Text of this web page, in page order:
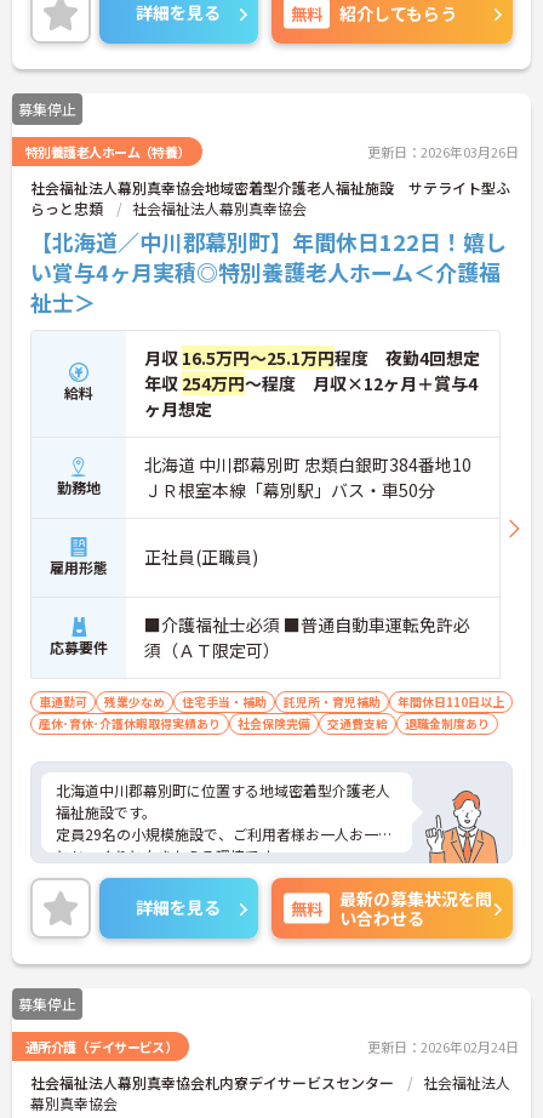
詳細を見る 無料 紹介してもらう
募集停止
特別養護老人ホーム（特養） 更新日：2026年03月26日
社会福祉法人幕別真幸協会地域密着型介護老人福祉施設 サテライト型ふ
らっと忠類
社会福祉法人幕別真幸協会
【北海道／中川郡幕別町】年間休日122日！嬉し
い賞与4ヶ月実積◎特別養護老人ホーム＜介護福
祉士＞
給料
月収 16.5万円～25.1万円程度 夜勤4回想定
年収 254万円～程度 月収×12ヶ月＋賞与4
ヶ月想定
勤務地
北海道 中川郡幕別町 忠類白銀町384番地10
ＪＲ根室本線「幕別駅」バス・車50分
雇用形態 正社員(正職員)
応募要件
■介護福祉士必須 ■普通自動車運転免許必
須（ＡＴ限定可）
車通勤可 残業少なめ 住宅手当・補助 託児所・育児補助
年間休日110日以上
産休･育休･介護休暇取得実績あり
社会保険完備 交通費支給 退職金制度あり
北海道中川郡幕別町に位置する地域密着型介護老人
福祉施設です。
定員29名の小規模施設で、ご利用者様お一人お一人
とじっくりと向きかえる環境です。
年間休日122日、残業もほとんどありませんので、
ワーク・ライフ・バランスも体制にしていただけま
す。
賞与は4ヶ月の実積があり、頑張りがしっかりとお
給与の反映されるこのも魅力の一つです。
住宅手当や託児所などの福利厚生も充実しており、
長く安心してご就業いただけます。
ご興味のある方には、面接対策ポイントなど、さら
に詳細をお話しいたしますのでお気軽にご相談くだ
さい！
詳細を見る 無料
最新の募集状況を問
い合わせる
募集停止
通所介護（デイサービス） 更新日：2026年02月24日
社会福祉法人幕別真幸協会札内寮デイサービスセンター
社会福祉法人
幕別真幸協会